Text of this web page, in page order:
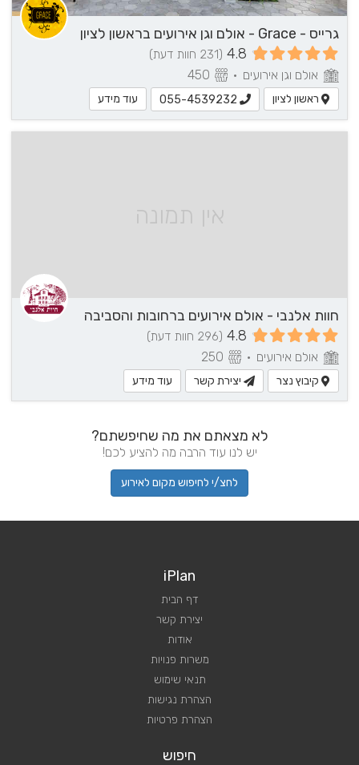
גרייס - Grace - אולם וגן אירועים בראשון לציון
4.8 (231 חוות דעת)
אולם וגן אירועים •
ראשון לציון 055-4539232 עוד מידע
אין תמונה
חוות אלנבי - אולם אירועים ברחובות והסביבה
4.8 (296 חוות דעת)
אולם אירועים •
קיבוץ נצר יצירת קשר עוד מידע
לא מצאתם את מה שחיפשתם?
יש לנו עוד הרבה מה להציע לכם!
לחצ/י לחיפוש מקום לאירוע
iPlan
דף הבית
יצירת קשר
אודות
משרות פנויות
תנאי שימוש
הצהרת נגישות
הצהרת פרטיות
חיפוש